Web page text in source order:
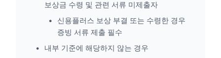
보상금 수령 및 관련 서류 미제출자
신용플러스 보상 부결 또는 수령한 경우
증빙 서류 제출 필수
내부 기준에 해당하지 않는 경우